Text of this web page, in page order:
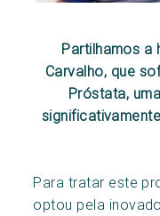
Partilhamos a
Carvalho, que
Próstata,
Para tratar este
optou pela